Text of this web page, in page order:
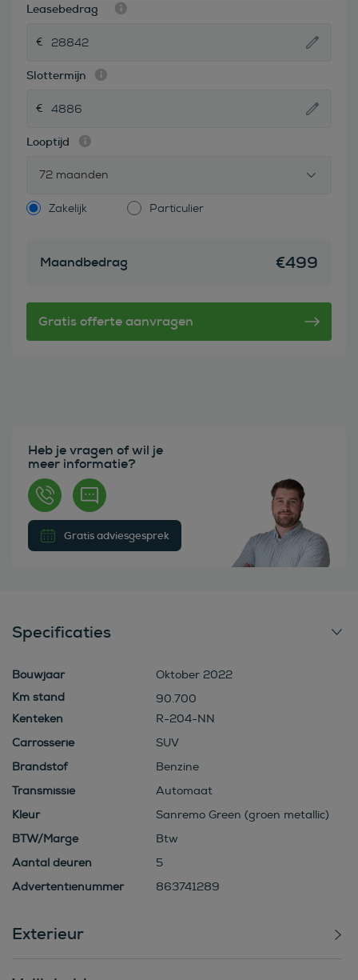
Leasebedrag
Slottermijn
Looptijd
72 maanden
Zakelijk Particulier
Maandbedrag €499
Heb je vragen of wil je
meer informatie?
Gratis adviesgesprek
Specificaties
Bouwjaar
Oktober 2022
90.700
Kenteken
R-204-NN
Carrosserie
SUV
Brandstof
Benzine
Transmissie
Automaat
Kleur
Sanremo Green (groen metallic)
BTW/Marge
Btw
Aantal deuren
5
Advertentienummer
863741289
Exterieur